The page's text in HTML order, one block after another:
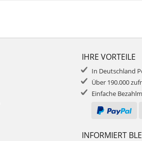
IHRE VORTEILE
In Deutschland
Über 190.000
Einfache
INFORMIERT